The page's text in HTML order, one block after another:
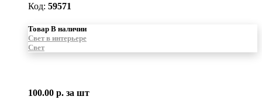
Код: 59571
Товар В наличии
Свет в интерьере
Свет
100.00 р. за шт